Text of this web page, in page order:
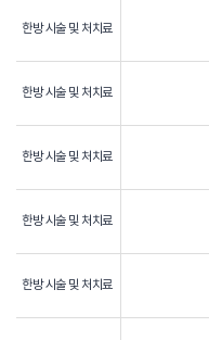
한방 시술 및 처치료
한방 시술 및 처치료
한방 시술 및 처치료
한방 시술 및 처치료
한방 시술 및 처치료